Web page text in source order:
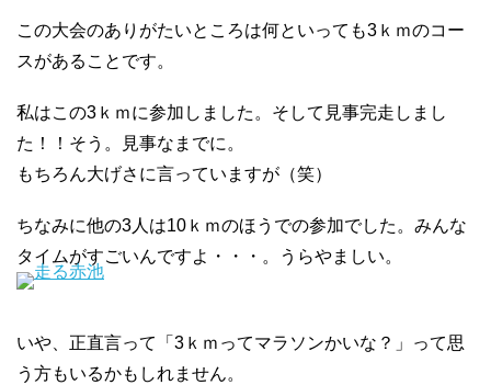
この大会のありがたいところは何といっても3ｋｍのコー
スがあることです。
私はこの3ｋｍに参加しました。そして見事完走しまし
た！！そう。見事なまでに。
もちろん大げさに言っていますが（笑）
ちなみに他の3人は10ｋｍのほうでの参加でした。みんな
タイムがすごいんですよ・・・。うらやましい。
いや、正直言って「3ｋｍってマラソンかいな？」って思
う方もいるかもしれません。